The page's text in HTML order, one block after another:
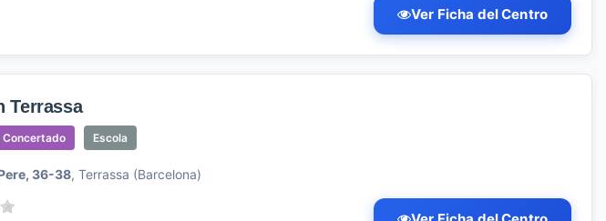
Ver Ficha del Centro
Terrassa
Escola
36-38, Terrassa (Barcelona)